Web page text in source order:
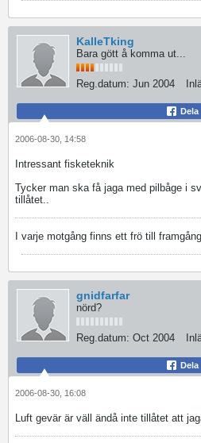
KalleTking
Bara gött å komma ut...
Reg.datum: Jun 2004
Dela
2006-08-30, 14:58
Intressant fisketeknik
Tycker man ska få jaga med pilbåge i
tillåtet..
I varje motgång finns ett frö till
gnidfarfar
nörd?
Reg.datum: Oct 2004
Dela
2006-08-30, 16:08
Luft gevär är väll ändå inte tillåtet att